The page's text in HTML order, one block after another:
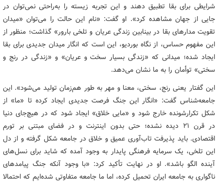
شرایطی برای بقا تطبیق دهند و این تجربه زیسته را به‌راحتی نمی‌توان در
جایی از جهان مشاهده کرد». او گفت: «نام این حالت را می‌توان «میدان
تقویت مدارهای بقا در بینابین زندگی عریان و تلخی بارور» گذاشت؛ منظور از
این مفهوم حساس، از نگاه بوردیو، این است که انگار میدان جدیدی برای بقا
ایجاد شده؛ میدانی که «زندگی بسیار سخت و عریان» و «زندگی در رنج و
سختی» توأمان را به ما نشان می‌دهد.
این گفتار یعنی رنج، سختی، معنا و مهر به طور هم‌زمان تولید می‌شود». این
جامعه‌شناس گفت: «انگار این جنگ فرصت جدیدی ایجاد کرده تا «ما» از
شکل تکرارشونده خارج شود و «مایی خلاق» ایجاد شود که در هیچ‌جای دنیا
در قرن ۲۱ دیده نشده؛ حتی بدون اینترنت و در فضای مبتنی بر تورم
اقتصادی. باید پذیرفت تاب‌آوری عمیق و خلاق در جامعه شکل گرفته و از دل
این تلخی، یک سرمایه فرهنگی پایدار به وجود آمده که شاید برای نسل‌های
آینده الگو باشد». او در نهایت تأکید کرد: «با وجود آنکه جنگ پیامدهای
ناگواری به جامعه ایران تحمیل کرده، اما ما جامعه متفاوتی شده‌ایم که احتمالا